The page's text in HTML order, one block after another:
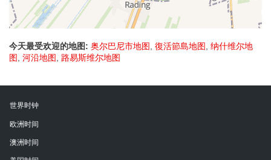
今天最受欢迎的地图: 奥尔巴尼市地图, 復活節島地图, 纳什维尔地
图, 河沿地图, 路易斯维尔地图
世界时钟
欧洲时间
澳洲时间